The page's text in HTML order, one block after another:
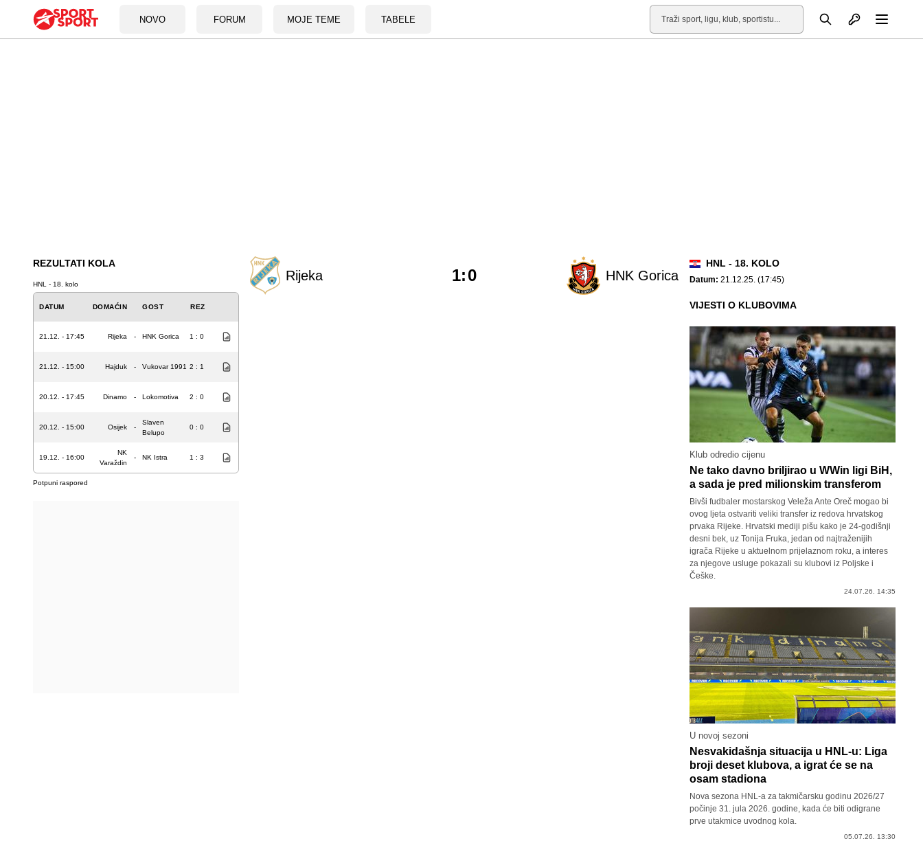
NOVO FORUM MOJE TEME TABELE
Pretraga Otvori profil
REZULTATI KOLA
HNL - 18. kolo
DATUM DOMAĆIN GOST REZ
21.12. - 17:45 Rijeka - HNK Gorica 1 : 0
21.12. - 15:00 Hajduk - Vukovar 1991 2 : 1
20.12. - 17:45 Dinamo - Lokomotiva 2 : 0
20.12. - 15:00 Osijek -
Slaven
Belupo
0 : 0
19.12. - 16:00
NK
Varaždin
- NK Istra 1 : 3
Potpuni raspored
Rijeka HNK Gorica
1:0
HNL - 18. KOLO
Datum: 21.12.25. (17:45)
VIJESTI O KLUBOVIMA
Klub odredio cijenu
Ne tako davno briljirao u WWin ligi BiH,
a sada je pred milionskim transferom
Bivši fudbaler mostarskog Veleža Ante Oreč mogao bi
ovog ljeta ostvariti veliki transfer iz redova hrvatskog
prvaka Rijeke. Hrvatski mediji pišu kako je 24-godišnji
desni bek, uz Tonija Fruka, jedan od najtraženijih
igrača Rijeke u aktuelnom prijelaznom roku, a interes
za njegove usluge pokazali su klubovi iz Poljske i
Češke.
24.07.26. 14:35
U novoj sezoni
Nesvakidašnja situacija u HNL-u: Liga
broji deset klubova, a igrat će se na
osam stadiona
Nova sezona HNL-a za takmičarsku godinu 2026/27
počinje 31. jula 2026. godine, kada će biti odigrane
prve utakmice uvodnog kola.
05.07.26. 13:30